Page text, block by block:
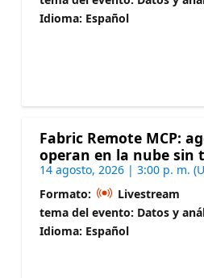
Idioma: Español
Fabric Remote MCP:
operan en la nube sin
14 agosto, 2026 | 3:00 p. m.
Formato:
Livestream
tema del evento: Datos y
Idioma: Español